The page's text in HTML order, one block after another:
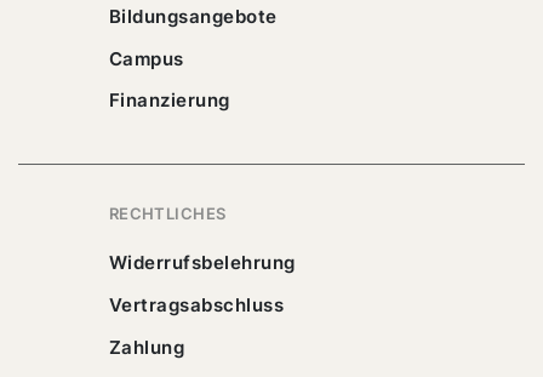
Bildungsangebote
Campus
Finanzierung
RECHTLICHES
Widerrufsbelehrung
Vertragsabschluss
Zahlung